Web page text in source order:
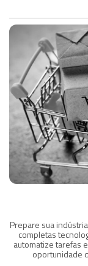
Prepare sua
completas
automatize tarefas
oportunidade